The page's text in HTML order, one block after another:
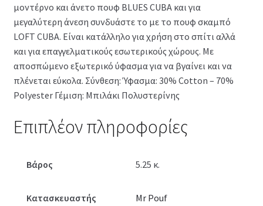
μοντέρνο και άνετο πουφ BLUES CUBA και για
μεγαλύτερη άνεση συνδυάστε το με το πουφ σκαμπό
LOFT CUBA. Είναι κατάλληλο για χρήση στο σπίτι αλλά
και για επαγγελματικούς εσωτερικούς χώρους. Με
αποσπώμενο εξωτερικό ύφασμα για να βγαίνει και να
πλένεται εύκολα. Σύνθεση: Ύφασμα: 30% Cotton – 70%
Polyester Γέμιση: Μπιλάκι Πολυστερίνης
Επιπλέον πληροφορίες
Βάρος 5.25 κ.
Κατασκευαστής Mr Pouf